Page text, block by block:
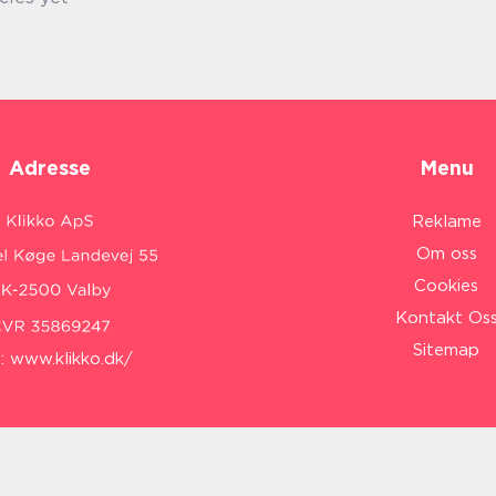
Adresse
www.klikko.dk/
Menu
Reklame
Om oss
Cookies
Kontakt
Sitemap